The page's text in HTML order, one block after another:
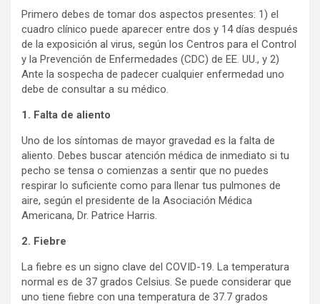
Primero debes de tomar dos aspectos presentes: 1) el
cuadro clínico puede aparecer entre dos y 14 días después
de la exposición al virus, según los Centros para el Control
y la Prevención de Enfermedades (CDC) de EE. UU., y 2)
Ante la sospecha de padecer cualquier enfermedad uno
debe de consultar a su médico.
1. Falta de aliento
Uno de los síntomas de mayor gravedad es la falta de
aliento. Debes buscar atención médica de inmediato si tu
pecho se tensa o comienzas a sentir que no puedes
respirar lo suficiente como para llenar tus pulmones de
aire, según el presidente de la Asociación Médica
Americana, Dr. Patrice Harris.
2. Fiebre
La fiebre es un signo clave del COVID-19. La temperatura
normal es de 37 grados Celsius. Se puede considerar que
uno tiene fiebre con una temperatura de 37.7 grados